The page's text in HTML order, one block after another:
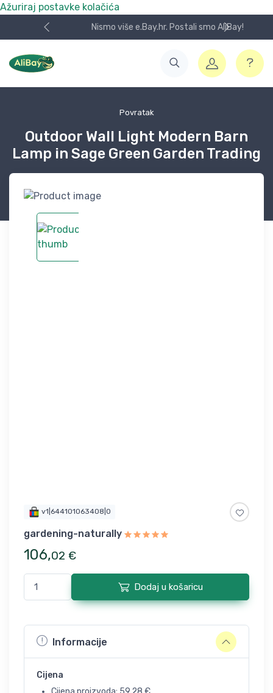
Ažuriraj postavke kolačića
Nismo više e.Bay.hr. Postali smo AliBay!
Povratak
Outdoor Wall Light Modern Barn
Lamp in Sage Green Garden Trading
v1|644101063408|0
gardening-naturally
106,02 €
Dodaj u košaricu
Informacije
Cijena